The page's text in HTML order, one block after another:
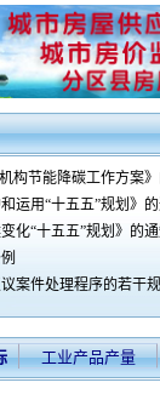
构节能降碳工作方案
运用“十五五”规划》的
化“十五五”规划》的通
案件处理程序的若干
工业产品产量